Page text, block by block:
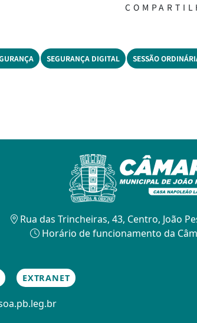
SEGURANÇA DIGITAL SESSÃO
Rua das Trincheiras, 43, Centro, João
Horário de funcionamento da
EXTRANET